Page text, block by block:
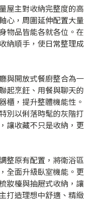
屋主對收納完整度的高
心，周圍延伸配置大量
物品皆能各就各位。在
納順手，使日常整理成
與開放式餐廚整合為一
起烹飪、用餐與聊天的
櫃，提升整體機能性。
別以俐落時髦的灰階打
讓收藏不只是收納，更
整原有配置，將衛浴區
全面升級臥室機能。更
妝檯與抽屜式收納，讓
打造理想中舒適、精緻